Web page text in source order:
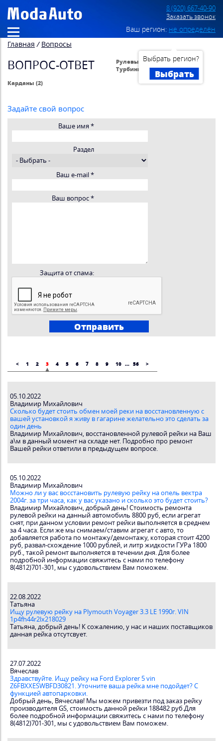
8 (920) 667-40-90
Заказать звонок
Ваш регион: не определён
Выбрать регион?
Выбрать
Главная / Вопросы
ВОПРОС-ОТВЕТ
Рулевые рейки (476)
Турбины (27)
Карданы (2)
Задайте свой вопрос
Ваше имя *
Раздел
Ваш e-mail*
Ваш вопрос*
Защита от спама:
< 1 2 3 4 5 6 7 8 9 10 ... 56 >
05.10.2022
Владимир Михайлович
Сколько будет стоить обмен моей реки на восстановленную с
вашей установкой я живу в гагарине желательно это сделать за
один день
Владимир Миxaйлович, восстановленной рулевой рейки на Ваш
а\м в данный момент на складе нет. Подробно про ремонт
Вашей рейки ответили в предыдущем вопросе.
05.10.2022
Владимир Михайлович
Можно ли у вас восстановить рулевую рейку на опель вектра
2004г. за три часа, как у вас указано и сколько это будет стоить?
Владимир Михайлович, добрый день! Стоимость ремонта
рулевой рейки на данный автомобиль 8800 руб, если агрегат
снят, при данном условии ремонт рейки выполняется в среднем
за 4 часа. Если же мы снимаем/ставим агрегат с авто, то
добавляется работа по монтажу/демонтажу, которая стоит 4200
руб, развал-схождение 1000 рублей, и литр жидкости ГУРа 1800
руб., такой ремонт выполняется в течении дня. Для более
подробной информации свяжитесь с нами по телефону
8(4812)701-301, мы с удовольствием Вам поможем.
22.08.2022
Татьяна
Ищу рулевую рейку на Plymouth Voyager 3.3 LE 1990г. VIN
1p4fh44r2lx218029
Татьяна, добрый день! К сожалению, у нас и наших поставщиков
данная рейка отсутсвует.
27.07.2022
Вячеслав
Здравствуйте. Ищу рейку на Ford Explorer 5 vin
Z6FBXXESWBFD30821. Уточните ваша рейка мне подойдет? С
функцией автопарковки.
Добрый день, Вячеслав! Мы можем привезти под заказ рейку
производителя GS, стоимость данной рейки 188482 руб.Для
более подробной информации свяжитесь с нами по телефону
8(4812)701-301, мы с удовольствием Вам поможем.